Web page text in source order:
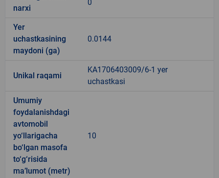
narxi
0
Yer
uchastkasining
maydoni (ga)
0.0144
Unikal raqami
KA1706403009/6-1 yer
uchastkasi
Umumiy
foydalanishdagi
avtomobil
yo‘llarigacha
bo‘lgan masofa
to‘g‘risida
ma’lumot (metr)
10